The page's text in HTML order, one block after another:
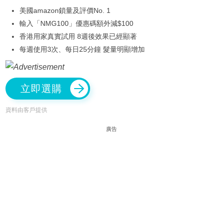
美國amazon鎖量及評價No. 1
輸入「NMG100」優惠碼額外減$100
香港用家真實試用 8週後效果已經顯著
每週使用3次、每日25分鐘 髮量明顯增加
立即選購
資料由客戶提供
廣告